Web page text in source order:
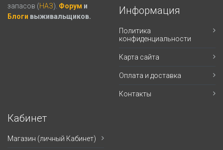
запасов (НАЗ). Форум и
Блоги выживальщиков.
Информация
Политика
конфиденциальности
Карта сайта
Оплата и доставка
Контакты
Кабинет
Магазин (личный Кабинет)